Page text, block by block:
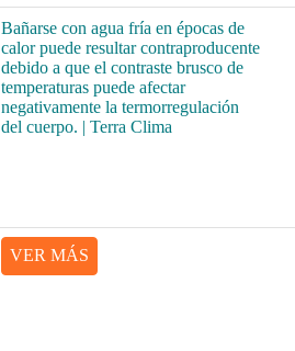
Bañarse con agua fría en épocas de
calor puede resultar contraproducente
debido a que el contraste brusco de
temperaturas puede afectar
negativamente la termorregulación
del cuerpo. | Terra Clima
VER MÁS